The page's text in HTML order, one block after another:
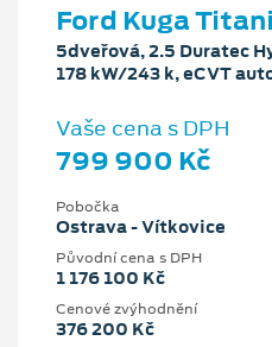
Ford Kuga
5dveřová, 2.5 Duratec
178 kW/243 k, eCVT
Vaše cena s DPH
799 900 Kč
Pobočka
Ostrava - Vítkovice
Původní cena s DPH
1 176 100 Kč
Cenové zvýhodnění
376 200 Kč